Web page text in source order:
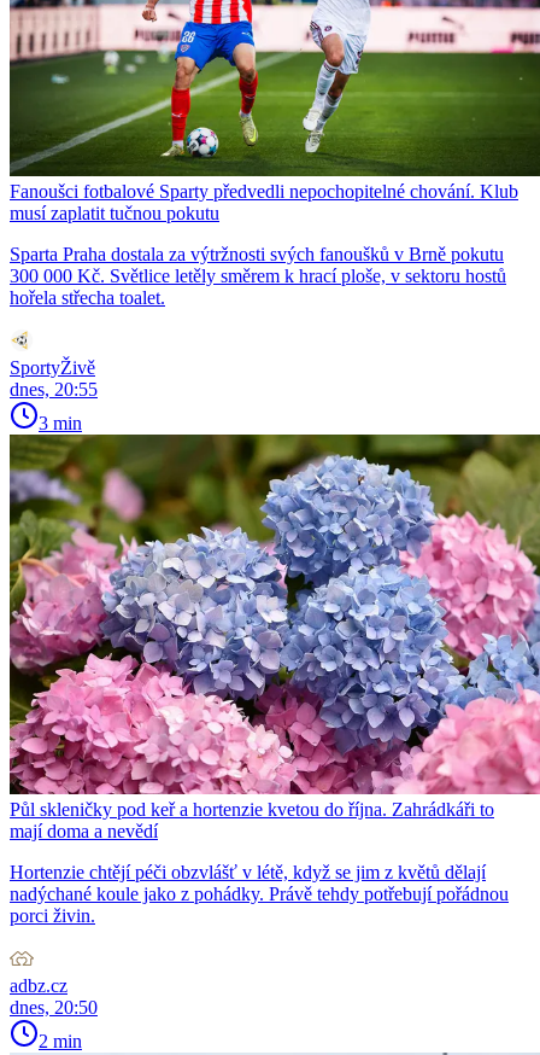
Fanoušci fotbalové Sparty předvedli nepochopitelné chování. Klub
musí zaplatit tučnou pokutu
Sparta Praha dostala za výtržnosti svých fanoušků v Brně pokutu
300 000 Kč. Světlice letěly směrem k hrací ploše, v sektoru hostů
hořela střecha toalet.
SportyŽivě
dnes, 20:55
3 min
Půl skleničky pod keř a hortenzie kvetou do října. Zahrádkáři to
mají doma a nevědí
Hortenzie chtějí péči obzvlášť v létě, když se jim z květů dělají
nadýchané koule jako z pohádky. Právě tehdy potřebují pořádnou
porci živin.
adbz.cz
dnes, 20:50
2 min